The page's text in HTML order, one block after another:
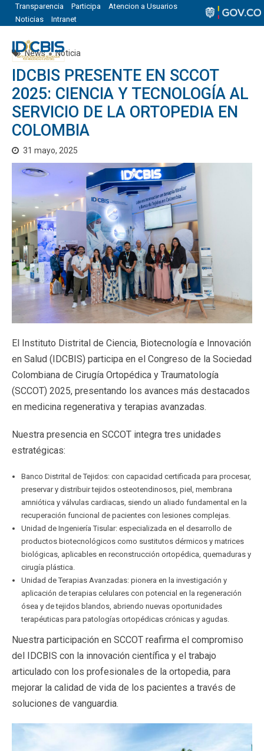
Transparencia Participa
Atencion a Usuarios
Noticias
Intranet
News Noticia
IDCBIS PRESENTE EN SCCOT
2025: CIENCIA Y TECNOLOGÍA AL
SERVICIO DE LA ORTOPEDIA EN
COLOMBIA
31 mayo, 2025
El Instituto Distrital de Ciencia, Biotecnología e Innovación
en Salud (IDCBIS) participa en el Congreso de la Sociedad
Colombiana de Cirugía Ortopédica y Traumatología
(SCCOT) 2025, presentando los avances más destacados
en medicina regenerativa y terapias avanzadas.
Nuestra presencia en SCCOT integra tres unidades
estratégicas:
Banco Distrital de Tejidos: con capacidad certificada para procesar,
preservar y distribuir tejidos osteotendinosos, piel, membrana
amniótica y válvulas cardiacas, siendo un aliado fundamental en la
recuperación funcional de pacientes con lesiones complejas.
Unidad de Ingeniería Tisular: especializada en el desarrollo de
productos biotecnológicos como sustitutos dérmicos y matrices
biológicas, aplicables en reconstrucción ortopédica, quemaduras y
cirugía plástica.
Unidad de Terapias Avanzadas: pionera en la investigación y
aplicación de terapias celulares con potencial en la regeneración
ósea y de tejidos blandos, abriendo nuevas oportunidades
terapéuticas para patologías ortopédicas crónicas y agudas.
Nuestra participación en SCCOT reafirma el compromiso
del IDCBIS con la innovación científica y el trabajo
articulado con los profesionales de la ortopedia, para
mejorar la calidad de vida de los pacientes a través de
soluciones de vanguardia.